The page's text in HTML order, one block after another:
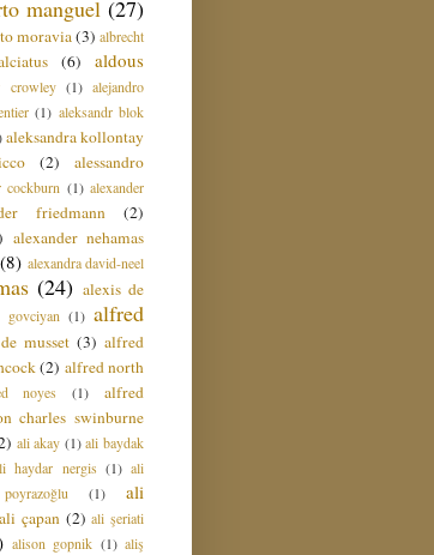
manguel (27)
moravia (3) albrecht
(6)
aldous
crowley (1) alejandro
(1) aleksandr blok
aleksandra kollontay
(2)
alessandro
cockburn (1) alexander
friedmann
(2)
alexander nehamas
(8) alexandra david-neel
(24) alexis de
govciyan (1) alfred
musset (3) alfred
(2) alfred north
noyes (1)
alfred
charles swinburne
ali akay (1) ali baydak
haydar nergis (1) ali
(1)
ali
ali çapan (2) ali şeriati
alison gopnik (1) aliş